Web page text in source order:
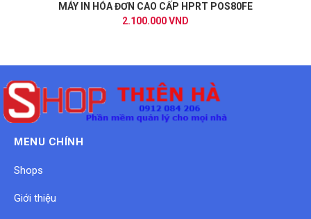
MÁY IN HÓA ĐƠN CAO CẤP HPRT POS80FE
2.100.000 VND
MENU CHÍNH
Shops
Giới thiệu